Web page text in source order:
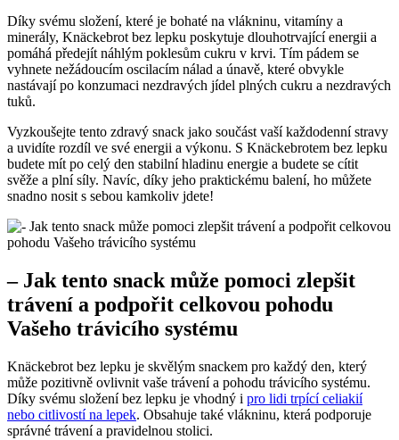
Díky svému složení, které je bohaté na vlákninu, vitamíny a
minerály, Knäckebrot bez lepku poskytuje dlouhotrvající energii a
pomáhá předejít náhlým poklesům cukru v krvi. Tím pádem se
vyhnete nežádoucím oscilacím nálad a únavě, které obvykle
nastávají po konzumaci nezdravých jídel plných cukru a nezdravých
tuků.
Vyzkoušejte tento zdravý snack jako součást vaší každodenní stravy
a uvidíte rozdíl ve své energii a výkonu. S Knäckebrotem bez lepku
budete mít po celý den stabilní hladinu energie a budete se cítit
svěže a plní síly. Navíc, díky jeho praktickému balení, ho můžete
snadno nosit s sebou kamkoliv jdete!
– Jak tento snack může pomoci zlepšit
trávení a podpořit celkovou pohodu
Vašeho trávicího systému
Knäckebrot bez lepku je skvělým snackem pro každý den, který
může pozitivně ovlivnit vaše trávení a pohodu trávicího systému.
Díky svému složení bez lepku je vhodný i pro lidi trpící celiakií
nebo citlivostí na lepek. Obsahuje také vlákninu, která podporuje
správné trávení a pravidelnou stolici.